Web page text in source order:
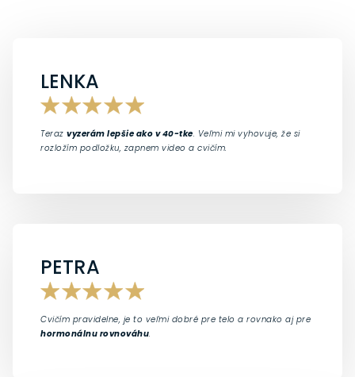
LENKA
Teraz vyzerám lepšie ako v 40-tke. Veľmi mi vyhovuje, že si
rozložím podložku, zapnem video a cvičím.
PETRA
Cvičím pravidelne, je to veľmi dobré pre telo a rovnako aj pre
hormonálnu rovnováhu.